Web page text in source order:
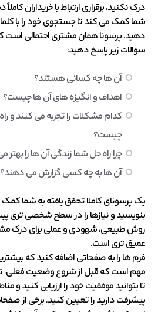
درک نکنید، برقراری ارتباط با خریداران
شما کمک می کند تا جستجوی خود را با
دهید. پرسونا همان مشتری احتمالی است
سوالات زیر پاسخ دهید:
آن ها چه کسانی هستند؟
اهداف و انگیزه های آن ها چیست؟
کدام مشکلات را تجربه می کنند و
چیست؟
چرا راه حل شما زندگی آن ها را بهتر
آن ها به چه کسی گزارش می دهند؟
یک پرسونای کاملا تحقق یافته به شما کمک
بنویسید و نیازها را در سطح شخصی تری
روش طبیعی، شهودی و عملی برای درک
عمیق تری است.
فرم ها را به صفحاتی اضافه کنید که بیشترین
مهم است که قبل از شروع وضعیت فعلی،
تا بتوانید موفقیت خود را ارزیابی کنید و
پیشرفت دارید را تعیین کنید. برخی از